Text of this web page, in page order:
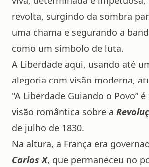
revolta, surgindo da sombra
uma chama e segurando a
como um símbolo de luta.
A Liberdade aqui, usando até
alegoria com visão moderna,
"A Liberdade Guiando o Povo” é
visão romântica sobre a
de julho de 1830.
Na altura, a França era
Carlos X, que permaneceu no